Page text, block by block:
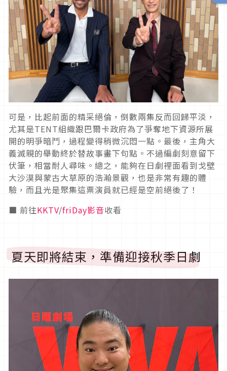
可是，比起前面的精采絕倫，倒數兩集反而回歸平淡，
尤其是TENT組織跟巴爾卡政府為了爭奪地下資源所展
開的明爭暗鬥，過程變得稍微沉悶一點。最後，主角大
義滅親的舉動終於替故事畫下句點。不過編劇刻意留下
伏筆，相當耐人尋味。總之，能夠在日劇裡面看到戈壁
大沙漠與蒙古大草原的浩瀚景觀，也是非常有趣的體
驗，而且光是聚集這票演員就已經是空前絕後了！
■ 前往KKTV/friDay影音收看
夏天即將結束，準備迎接秋季日劇